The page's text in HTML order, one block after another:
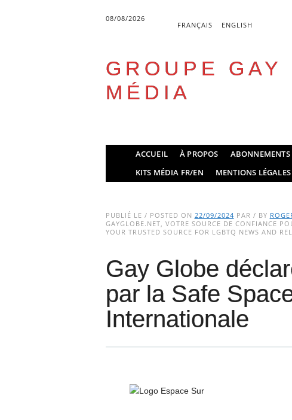
08/08/2026
FRANÇAIS ENGLISH
GROUPE GAY
MÉDIA
Main menu
ACCUEIL À PROPOS ABONNEMENTS
KITS MÉDIA FR/EN
MENTIONS LÉGALES
PUBLIÉ LE / POSTED ON 22/09/2024 PAR / BY
GAYGLOBE.NET, VOTRE SOURCE DE CONFIANCE
YOUR TRUSTED SOURCE FOR LGBTQ NEWS AND
Gay Globe
par la Safe
Internationale